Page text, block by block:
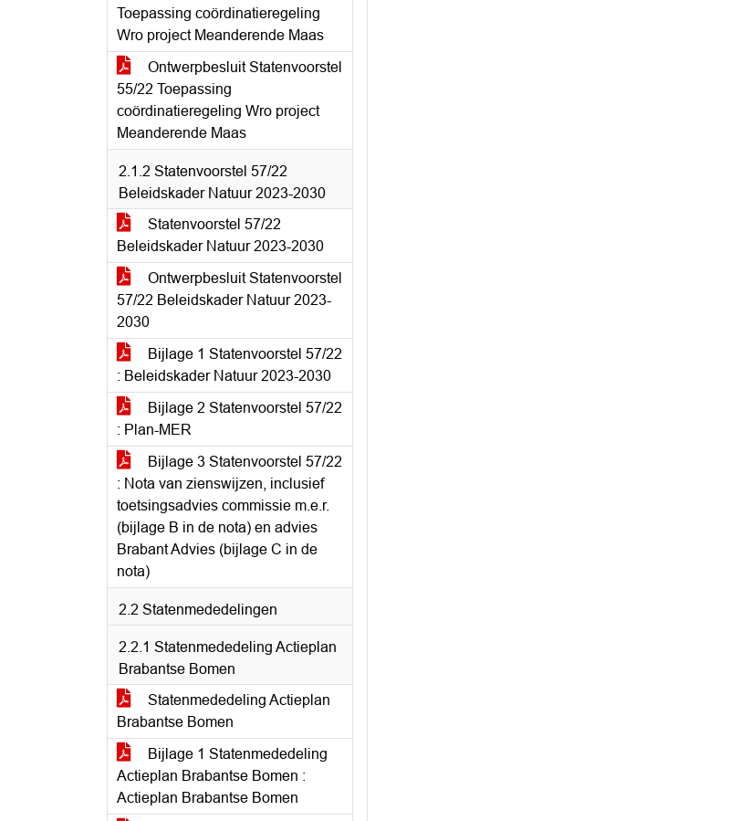
Toepassing coördinatieregeling
Wro project Meanderende Maas
Ontwerpbesluit Statenvoorstel
55/22 Toepassing
coördinatieregeling Wro project
Meanderende Maas
2.1.2 Statenvoorstel 57/22
Beleidskader Natuur 2023-2030
Statenvoorstel 57/22
Beleidskader Natuur 2023-2030
Ontwerpbesluit Statenvoorstel
57/22 Beleidskader Natuur 2023-
2030
Bijlage 1 Statenvoorstel 57/22
: Beleidskader Natuur 2023-2030
Bijlage 2 Statenvoorstel 57/22
: Plan-MER
Bijlage 3 Statenvoorstel 57/22
: Nota van zienswijzen, inclusief
toetsingsadvies commissie m.e.r.
(bijlage B in de nota) en advies
Brabant Advies (bijlage C in de
nota)
2.2 Statenmededelingen
2.2.1 Statenmededeling Actieplan
Brabantse Bomen
Statenmededeling Actieplan
Brabantse Bomen
Bijlage 1 Statenmededeling
Actieplan Brabantse Bomen :
Actieplan Brabantse Bomen